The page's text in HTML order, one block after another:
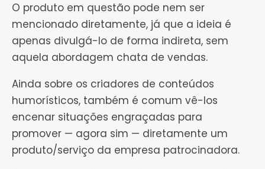
O produto em questão pode nem ser
mencionado diretamente, já que a ideia é
apenas divulgá-lo de forma indireta, sem
aquela abordagem chata de vendas.
Ainda sobre os criadores de conteúdos
humorísticos, também é comum vê-los
encenar situações engraçadas para
promover — agora sim — diretamente um
produto/serviço da empresa patrocinadora.